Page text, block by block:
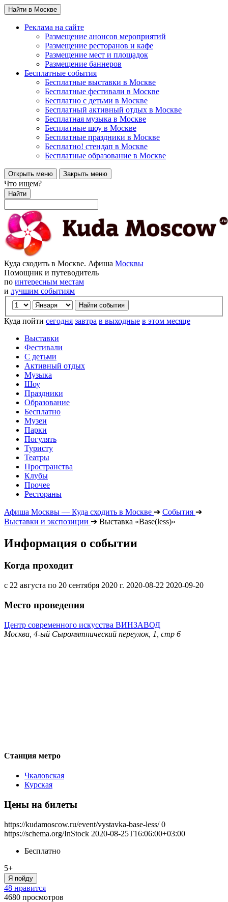
Найти в Москве
Реклама на сайте
Размещение анонсов мероприятий
Размещение ресторанов и кафе
Размещение мест и площадок
Размещение баннеров
Бесплатные события
Бесплатные выставки в Москве
Бесплатные фестивали в Москве
Бесплатно с детьми в Москве
Бесплатный активный отдых в Москве
Бесплатная музыка в Москве
Бесплатные шоу в Москве
Бесплатные праздники в Москве
Бесплатно! стендап в Москве
Бесплатные образование в Москве
Открыть меню Закрыть меню
Что ищем?
Найти
Куда сходить в Москве. Афиша Москвы
Помощник и путеводитель
по интересным местам
и лучшим событиям
Куда пойти сегодня завтра в выходные в этом месяце
Выставки
Фестивали
С детьми
Активный отдых
Музыка
Шоу
Праздники
Образование
Бесплатно
Музеи
Парки
Погулять
Туристу
Театры
Пространства
Клубы
Прочее
Рестораны
Афиша Москвы — Куда сходить в Москве ➔ События ➔
Выставки и экспозиции ➔ Выставка «Base(less)»
Информация о событии
Когда проходит
с 22 августа по 20 сентября 2020 г. 2020-08-22 2020-09-20
Место проведения
Центр современного искусства ВИНЗАВОД
Москва, 4-ый Сыромятнический переулок, 1, стр 6
Станция метро
Чкаловская
Курская
Цены на билеты
https://kudamoscow.ru/event/vystavka-base-less/ 0
https://schema.org/InStock 2020-08-25T16:06:00+03:00
Бесплатно
5+
Я пойду
48 нравится
4680 просмотров